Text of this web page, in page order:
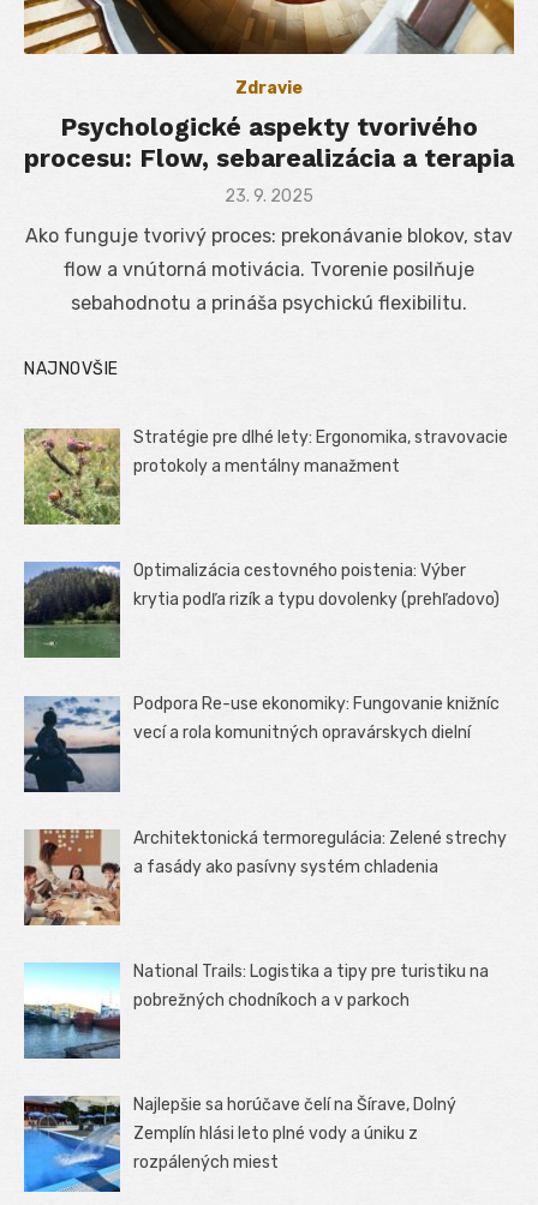
Zdravie
Psychologické aspekty tvorivého
procesu: Flow, sebarealizácia a terapia
Posted
23. 9. 2025
Ako funguje tvorivý proces: prekonávanie blokov, stav
flow a vnútorná motivácia. Tvorenie posilňuje
sebahodnotu a prináša psychickú flexibilitu.
NAJNOVŠIE
Stratégie pre dlhé lety: Ergonomika, stravovacie
protokoly a mentálny manažment
Optimalizácia cestovného poistenia: Výber
krytia podľa rizík a typu dovolenky (prehľadovo)
Podpora Re-use ekonomiky: Fungovanie knižníc
vecí a rola komunitných opravárskych dielní
Architektonická termoregulácia: Zelené strechy
a fasády ako pasívny systém chladenia
National Trails: Logistika a tipy pre turistiku na
pobrežných chodníkoch a v parkoch
Najlepšie sa horúčave čelí na Šírave, Dolný
Zemplín hlási leto plné vody a úniku z
rozpálených miest